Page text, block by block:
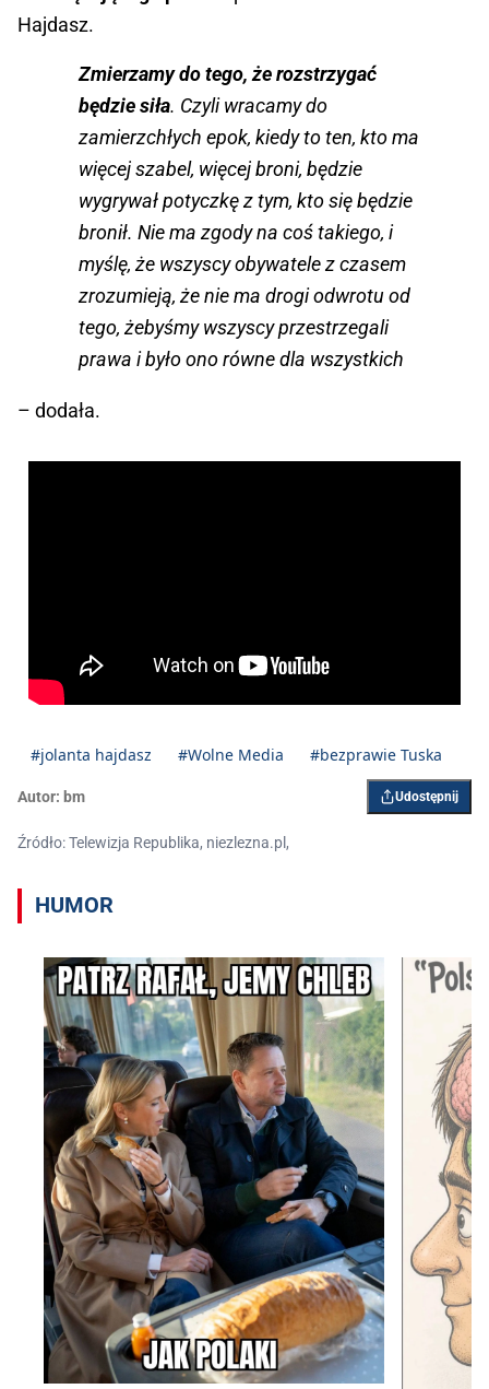
Hajdasz.
Zmierzamy do tego, że rozstrzygać
będzie siła. Czyli wracamy do
zamierzchłych epok, kiedy to ten, kto ma
więcej szabel, więcej broni, będzie
wygrywał potyczkę z tym, kto się będzie
bronił. Nie ma zgody na coś takiego, i
myślę, że wszyscy obywatele z czasem
zrozumieją, że nie ma drogi odwrotu od
tego, żebyśmy wszyscy przestrzegali
prawa i było ono równe dla wszystkich
– dodała.
#jolanta hajdasz #Wolne Media #bezprawie Tuska
Autor: bm Udostępnij
Źródło: Telewizja Republika, niezlezna.pl,
HUMOR